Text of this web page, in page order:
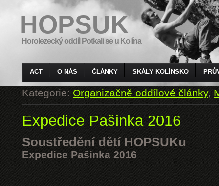
HOPSUK
Horolezecký oddíl Potkali se u Kolína
ACT O NÁS ČLÁNKY SKÁLY KOLÍNSKO
Kategorie:Organizačně oddílové články,
Expedice Pašinka 2016
Soustředění dětí HOPSUKu
Expedice Pašinka 2016